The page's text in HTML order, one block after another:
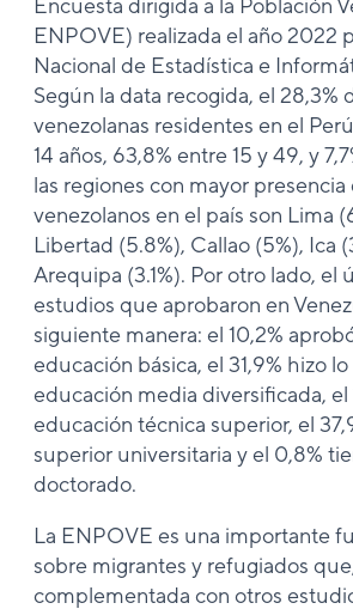
Encuesta dirigida a la Población
ENPOVE) realizada el año 2022
Nacional de Estadística e
Según la data recogida, el 28,3%
venezolanas residentes en el
14 años, 63,8% entre 15 y 49, y
las regiones con mayor
venezolanos en el país son Lima
Libertad (5.8%), Callao (5%), Ica
Arequipa (3.1%). Por otro lado, el
estudios que aprobaron en
siguiente manera: el 10,2%
educación básica, el 31,9% hizo
educación media diversificada, el
educación técnica superior, el
superior universitaria y el 0,8%
doctorado.
La ENPOVE es una importante
sobre migrantes y refugiados
complementada con otros